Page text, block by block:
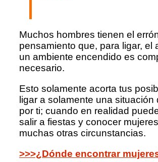
Muchos hombres tienen el
pensamiento que, para ligar, el
un ambiente encendido es
necesario.
Esto solamente acorta tus
ligar a solamente una situación
por ti; cuando en realidad
salir a fiestas y conocer
muchas otras circunstancias.
>>>¿Dónde encontrar